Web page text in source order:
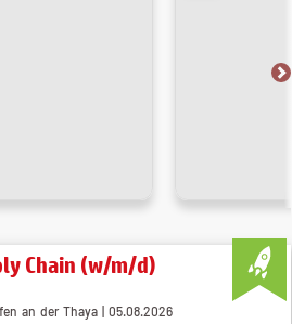
Chain (w/m/d)
an der Thaya | 05.08.2026